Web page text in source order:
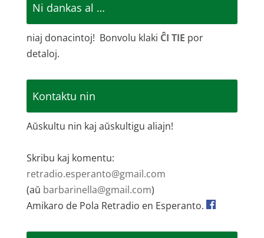
Ni dankas al …
niaj donacintoj! Bonvolu klaki ĈI TIE por
detaloj.
Kontaktu nin
Aŭskultu nin kaj aŭskultigu aliajn!
Skribu kaj komentu:
retradio.esperanto@gmail.com
(aŭ barbarinella@gmail.com)
Amikaro de Pola Retradio en Esperanto.